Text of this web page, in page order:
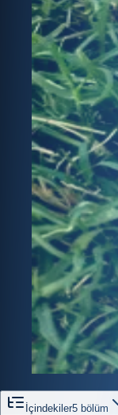
İçindekiler5 bölüm